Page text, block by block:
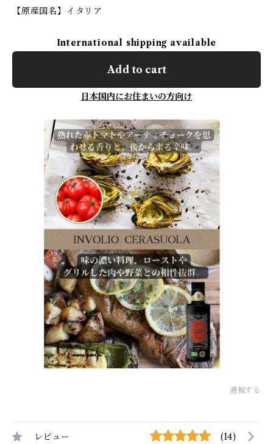
【原産国名】イタリア
International shipping available
Add to cart
日本国内にお住まいの方向け
通報する
レビュー (14)